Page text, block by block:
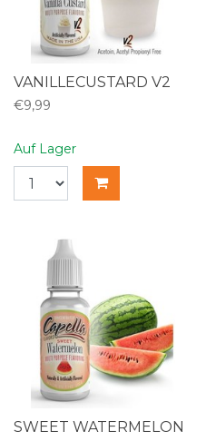
VANILLECUSTARD V2
€9,99
Auf Lager
SWEET WATERMELON